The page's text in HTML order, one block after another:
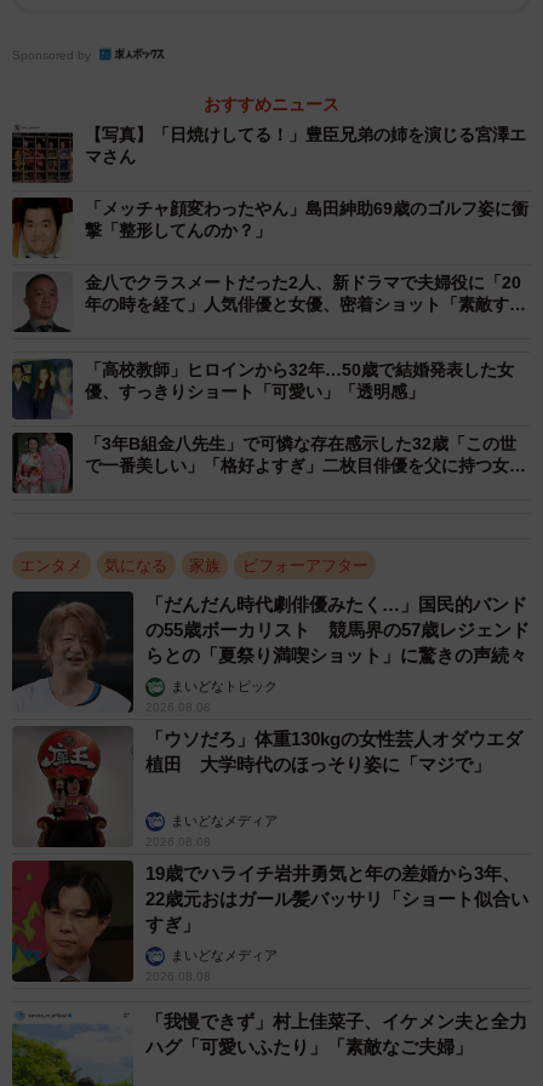
Sponsored by
おすすめニュース
【写真】「日焼けしてる！」豊臣兄弟の姉を演じる宮澤エ
マさん
「メッチャ顔変わったやん」島田紳助69歳のゴルフ姿に衝
撃「整形してんのか？」
金八でクラスメートだった2人、新ドラマで夫婦役に「20
年の時を経て」人気俳優と女優、密着ショット「素敵す
「高校教師」ヒロインから32年…50歳で結婚発表した女
優、すっきりショート「可愛い」「透明感」
「3年B組金八先生」で可憐な存在感示した32歳「この世
で一番美しい」「格好よすぎ」二枚目俳優を父に持つ女優
エンタメ 気になる 家族 ビフォーアフター
「だんだん時代劇俳優みたく…」国民的バンド
の55歳ボーカリスト 競馬界の57歳レジェンド
らとの「夏祭り満喫ショット」に驚きの声続々
まいどなトピック
2026.08.08
「ウソだろ」体重130kgの女性芸人オダウエダ
植田 大学時代のほっそり姿に「マジで」
まいどなメディア
2026.08.08
19歳でハライチ岩井勇気と年の差婚から3年、
22歳元おはガール髪バッサリ「ショート似合い
すぎ」
まいどなメディア
2026.08.08
「我慢できず」村上佳菜子、イケメン夫と全力
ハグ「可愛いふたり」「素敵なご夫婦」